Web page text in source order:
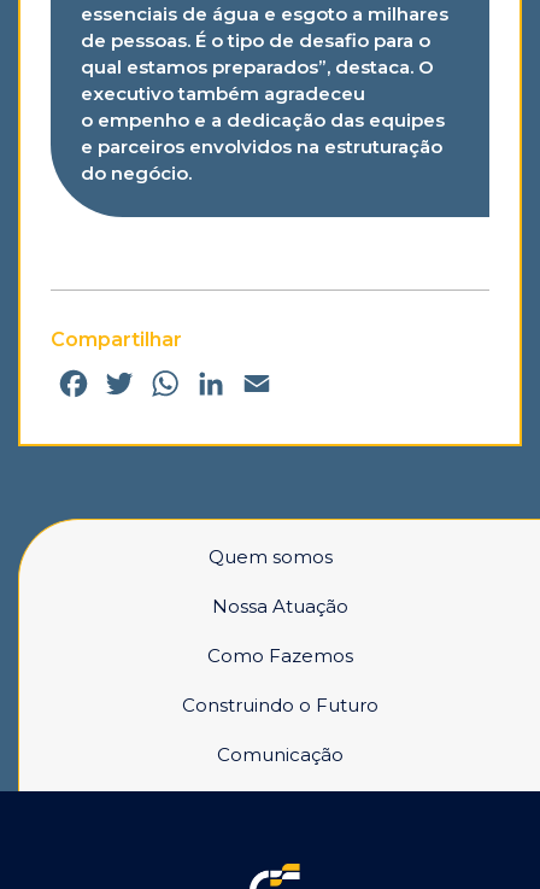
essenciais de água e esgoto a milhares
de pessoas. É o tipo de desafio para o
qual estamos preparados”, destaca. O
executivo também agradeceu
o empenho e a dedicação das equipes
e parceiros envolvidos na estruturação
do negócio.
Compartilhar
FacebookTwitterWhatsApp
LinkedIn
Quem somos
Nossa Atuação
Como Fazemos
Construindo o Futuro
Comunicação